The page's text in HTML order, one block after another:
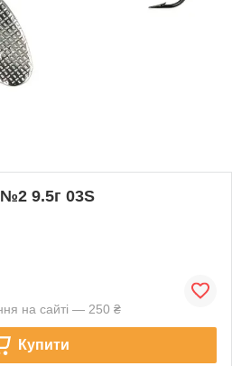
9.5г 03S
на сайті — 250 ₴
Купити